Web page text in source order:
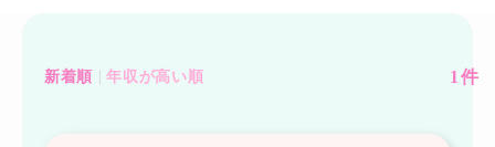
1 件
新着順 年収が高い順